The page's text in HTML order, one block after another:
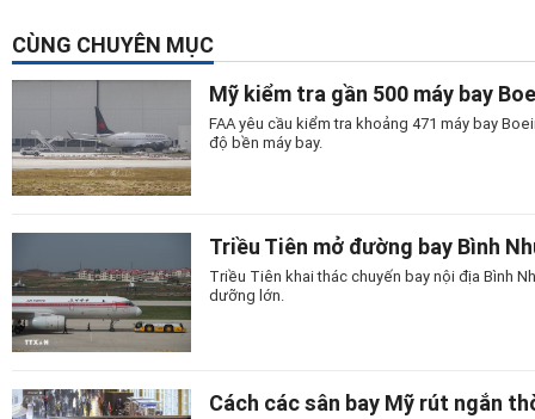
CÙNG CHUYÊN MỤC
Mỹ kiểm tra gần 500 máy bay
FAA yêu cầu kiểm tra khoảng 471 máy bay
độ bền máy bay.
Triều Tiên mở đường bay Bình
Triều Tiên khai thác chuyến bay nội địa Bình
dưỡng lớn.
Cách các sân bay Mỹ rút ngắn